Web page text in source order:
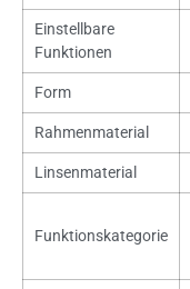
Einstellbare
Funktionen
Form
Rahmenmaterial
Linsenmaterial
Funktionskategorie